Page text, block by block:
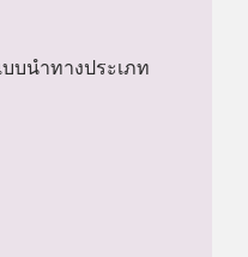
บนำทางประเภท